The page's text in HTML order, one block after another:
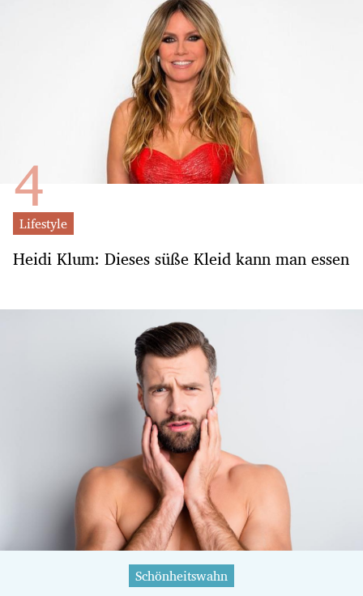
Lifestyle
Heidi Klum: Dieses süße Kleid kann man essen
Schönheitswahn